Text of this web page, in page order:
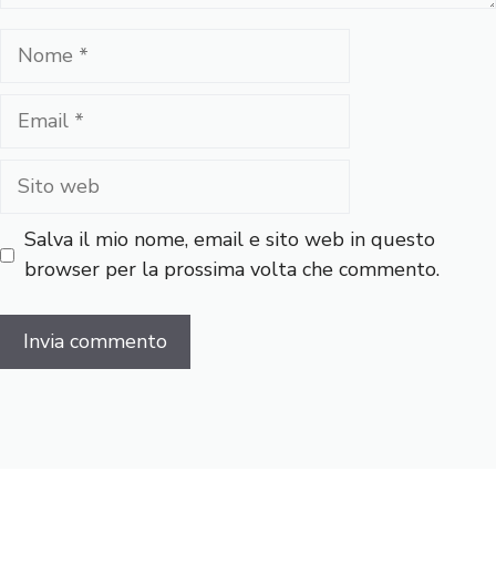
Nome
Email
Sito
Salva il mio nome, email e sito web in questo
browser per la prossima volta che commento.